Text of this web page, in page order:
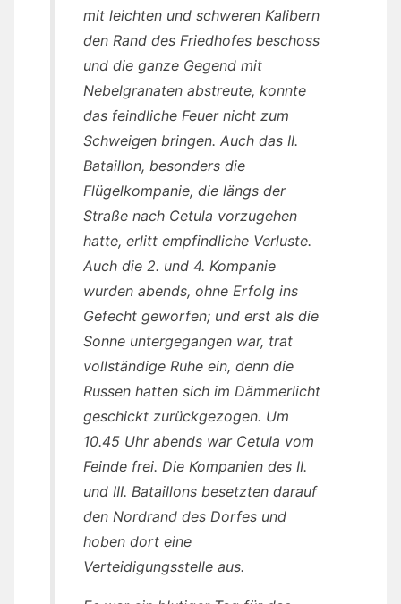
mit leichten und schweren Kalibern
den Rand des Friedhofes beschoss
und die ganze Gegend mit
Nebelgranaten abstreute, konnte
das feindliche Feuer nicht zum
Schweigen bringen. Auch das II.
Bataillon, besonders die
Flügelkompanie, die längs der
Straße nach Cetula vorzugehen
hatte, erlitt empfindliche Verluste.
Auch die 2. und 4. Kompanie
wurden abends, ohne Erfolg ins
Gefecht geworfen; und erst als die
Sonne untergegangen war, trat
vollständige Ruhe ein, denn die
Russen hatten sich im Dämmerlicht
geschickt zurückgezogen. Um
10.45 Uhr abends war Cetula vom
Feinde frei. Die Kompanien des II.
und III. Bataillons besetzten darauf
den Nordrand des Dorfes und
hoben dort eine
Verteidigungsstelle aus.